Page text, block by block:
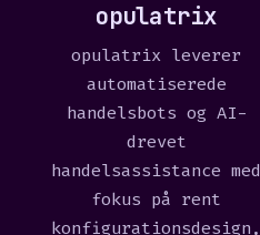
opulatrix
opulatrix leverer
automatiserede
handelsbots og AI-
drevet
handelsassistance med
fokus på rent
konfigurationsdesign,